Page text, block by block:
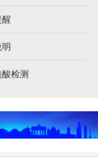
检测